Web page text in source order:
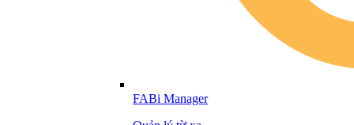
FABi Manager